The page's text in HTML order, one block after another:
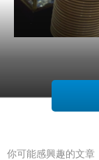
你可能感興趣的文章